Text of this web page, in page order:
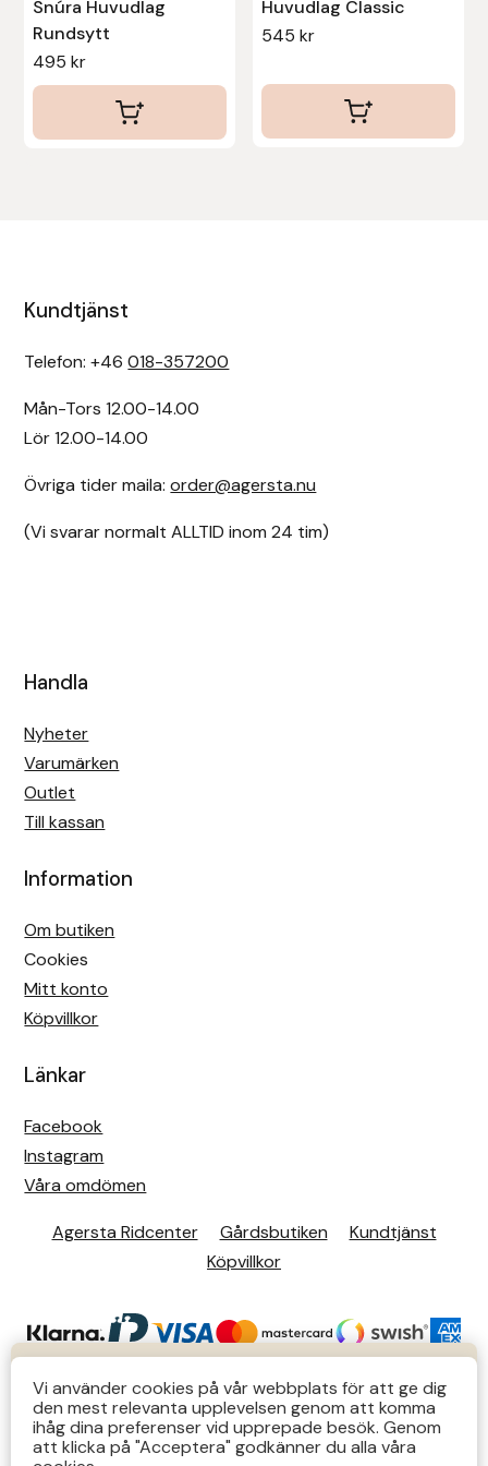
KUNDTJÄNST
Butiks- & telefontider Mån-Tors 12-14 Lör 12-14
övriga tider via e-post: order@agersta.nu
Snúra Huvudlag
Rundsytt
495kr
Huvudlag Classic
545 kr
Kundtjänst
Telefon: +46018-357200
Mån-Tors 12.00-14.00
Lör 12.00-14.00
Övriga tider maila:order@agersta.nu
(Vi svarar normalt ALLTID inom 24 tim)
Handla
Nyheter
Varumärken
Outlet
Till kassan
Information
Om butiken
Cookies
Mitt konto
Köpvillkor
Länkar
Facebook
Instagram
Våra omdömen
Agersta Ridcenter Gårdsbutiken
Kundtjänst
Köpvillkor
© 2026 Agersta.
Vi använder cookies på vår webbplats för att ge dig
den mest relevanta upplevelsen genom att komma
ihåg dina preferenser vid upprepade besök. Genom
att klicka på "Acceptera" godkänner du alla våra